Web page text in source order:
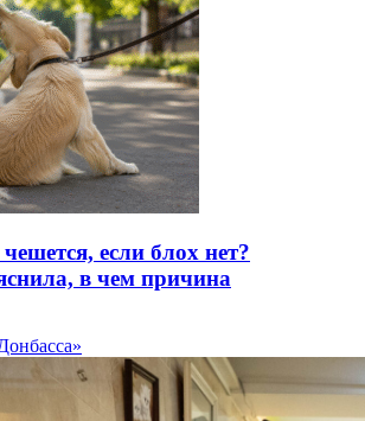
если блох нет?
в чем причина